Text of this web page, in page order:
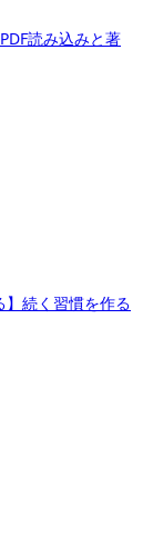
読み込みと著
】続く習慣を作る